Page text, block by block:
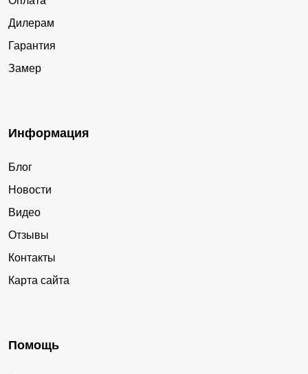
Дилерам
Гарантия
Замер
Информация
Блог
Новости
Видео
Отзывы
Контакты
Карта сайта
Помощь